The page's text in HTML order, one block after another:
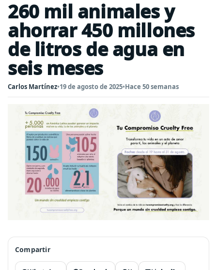
260 mil animales y
ahorrar 450 millones
de litros de agua en
seis meses
Carlos Martínez•19 de agosto de 2025•Hace 50 semanas
Compartir